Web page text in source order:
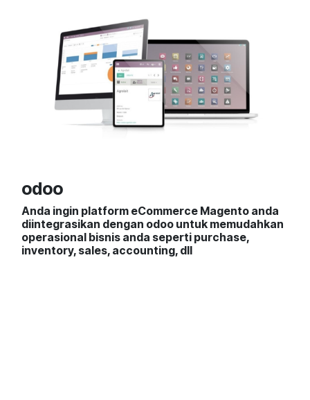
odoo
Anda ingin platform eCommerce Magento anda
diintegrasikan dengan odoo untuk memudahkan
operasional bisnis anda seperti purchase,
inventory, sales, accounting, dll